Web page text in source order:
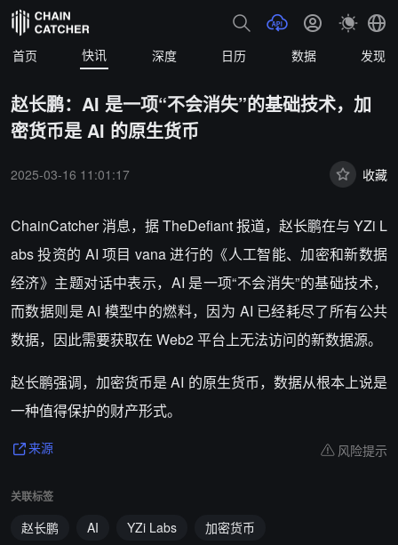
首页 快讯 深度 日历 数据 发现
赵长鹏：AI 是一项“不会消失”的基础技术，加
密货币是 AI 的原生货币
2025-03-16 11:01:17 收藏
ChainCatcher 消息， 据 TheDefiant 报道，赵长鹏在与 YZi L
abs 投资的 AI 项目 vana 进行的《人工智能、加密和新数据
经济》主题对话中表示，AI 是一项“不会消失”的基础技术，
而数据则是 AI 模型中的燃料，因为 AI 已经耗尽了所有公共
数据，因此需要获取在 Web2 平台上无法访问的新数据源。
赵长鹏强调，加密货币是 AI 的原生货币，数据从根本上说是
一种值得保护的财产形式。
来源 风险提示
关联标签
赵长鹏 AI YZi Labs 加密货币